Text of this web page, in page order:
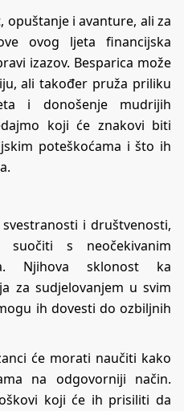
i avanture, ali za
ovog ljeta financijska
izazov. Besparica može
ali također pruža priliku
i donošenje mudrijih
koji će znakovi biti
poteškoćama i što ih
i društvenosti,
s neočekivanim
Njihova sklonost ka
za sudjelovanjem u svim
ih dovesti do ozbiljnih
će morati naučiti kako
na odgovorniji način.
koji će ih prisiliti da